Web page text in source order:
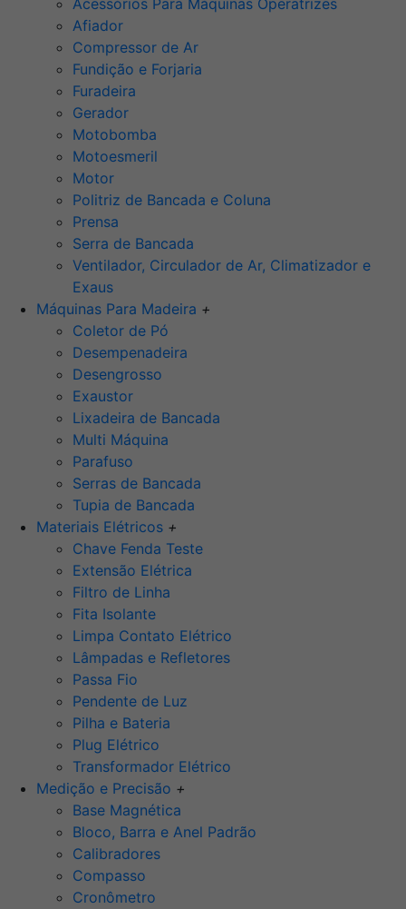
Acessórios Para Máquinas Operatrizes
Afiador
Compressor de Ar
Fundição e Forjaria
Furadeira
Gerador
Motobomba
Motoesmeril
Motor
Politriz de Bancada e Coluna
Prensa
Serra de Bancada
Ventilador, Circulador de Ar, Climatizador e
Exaus
Máquinas Para Madeira +
Coletor de Pó
Desempenadeira
Desengrosso
Exaustor
Lixadeira de Bancada
Multi Máquina
Parafuso
Serras de Bancada
Tupia de Bancada
Materiais Elétricos +
Chave Fenda Teste
Extensão Elétrica
Filtro de Linha
Fita Isolante
Limpa Contato Elétrico
Lâmpadas e Refletores
Passa Fio
Pendente de Luz
Pilha e Bateria
Plug Elétrico
Transformador Elétrico
Medição e Precisão +
Base Magnética
Bloco, Barra e Anel Padrão
Calibradores
Compasso
Cronômetro